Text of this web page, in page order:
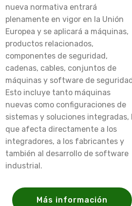
nueva normativa entrará
plenamente en vigor en la Unión
Europea y se aplicará a máquinas,
productos relacionados,
componentes de seguridad,
cadenas, cables, conjuntos de
máquinas y software de
Esto incluye tanto máquinas
nuevas como configuraciones de
sistemas y soluciones integradas,
que afecta directamente a los
integradores, a los fabricantes y
también al desarrollo de software
industrial.
Más información